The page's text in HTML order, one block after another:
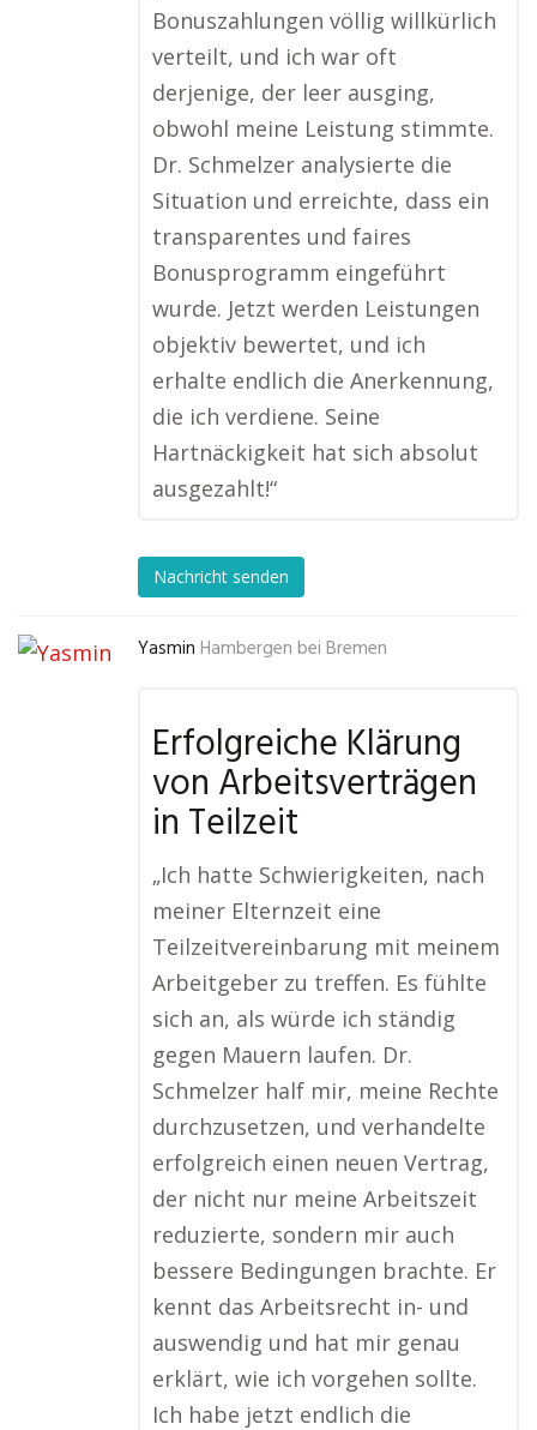
Bonuszahlungen völlig willkürlich
verteilt, und ich war oft
derjenige, der leer ausging,
obwohl meine Leistung stimmte.
Dr. Schmelzer analysierte die
Situation und erreichte, dass ein
transparentes und faires
Bonusprogramm eingeführt
wurde. Jetzt werden Leistungen
objektiv bewertet, und ich
erhalte endlich die Anerkennung,
die ich verdiene. Seine
Hartnäckigkeit hat sich absolut
ausgezahlt!“
Nachricht senden
Yasmin Hambergen bei Bremen
Erfolgreiche Klärung
von Arbeitsverträgen
in Teilzeit
„Ich hatte Schwierigkeiten, nach
meiner Elternzeit eine
Teilzeitvereinbarung mit meinem
Arbeitgeber zu treffen. Es fühlte
sich an, als würde ich ständig
gegen Mauern laufen. Dr.
Schmelzer half mir, meine Rechte
durchzusetzen, und verhandelte
erfolgreich einen neuen Vertrag,
der nicht nur meine Arbeitszeit
reduzierte, sondern mir auch
bessere Bedingungen brachte. Er
kennt das Arbeitsrecht in- und
auswendig und hat mir genau
erklärt, wie ich vorgehen sollte.
Ich habe jetzt endlich die